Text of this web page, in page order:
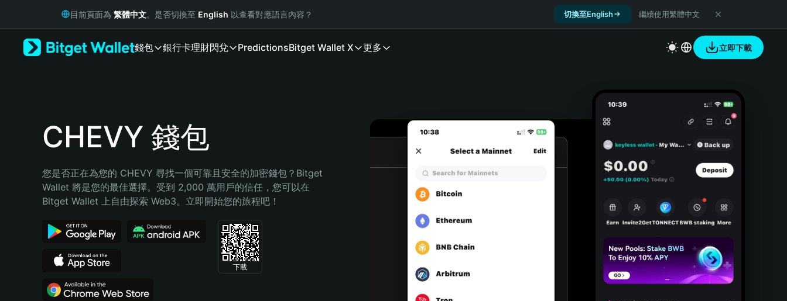
Русский
Bahasa Indonesia
Español (Argentina)
目前頁面為 繁體中文。是否切換至 English 以查看對應語言內容？ 切換至English 繼續使用繁體中文
錢包 銀行卡理財閃兌 PredictionsBitget Wallet X 更多 立即下載
CHEVY 錢包
您是否正在為您的 CHEVY 尋找一個可靠且安全的加密錢包？Bitget
Wallet 將是您的最佳選擇。受到 2,000 萬用戶的信任，您可以在
Bitget Wallet 上自由探索 Web3。立即開始您的旅程吧！
下載